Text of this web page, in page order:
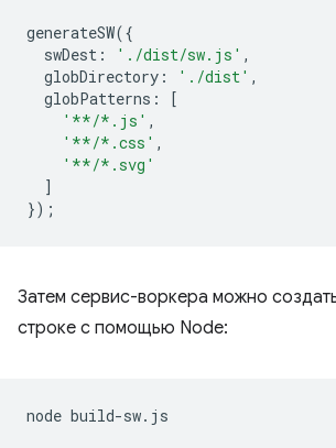
generateSW({
swDest : './dist/sw.js' ,
globDirectory : './dist' ,
globPatterns :
[
'**/*.js' ,
'**/*.css' ,
'**/*.svg'
]
});
Затем сервис-воркера можно
строке с помощью Node:
node